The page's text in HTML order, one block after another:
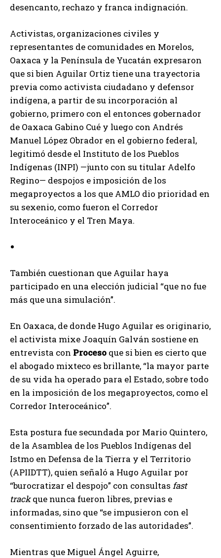
desencanto, rechazo y franca indignación.
Activistas, organizaciones civiles y
representantes de comunidades en Morelos,
Oaxaca y la Península de Yucatán expresaron
que si bien Aguilar Ortiz tiene una trayectoria
previa como activista ciudadano y defensor
indígena, a partir de su incorporación al
gobierno, primero con el entonces gobernador
de Oaxaca Gabino Cué y luego con Andrés
Manuel López Obrador en el gobierno federal,
legitimó desde el Instituto de los Pueblos
Indígenas (INPI) —junto con su titular Adelfo
Regino— despojos e imposición de los
megaproyectos a los que AMLO dio prioridad en
su sexenio, como fueron el Corredor
Interoceánico y el Tren Maya.
También cuestionan que Aguilar haya
participado en una elección judicial “que no fue
más que una simulación”.
En Oaxaca, de donde Hugo Aguilar es originario,
el activista mixe Joaquín Galván sostiene en
entrevista con Proceso que si bien es cierto que
el abogado mixteco es brillante, “la mayor parte
de su vida ha operado para el Estado, sobre todo
en la imposición de los megaproyectos, como el
Corredor Interoceánico”.
Esta postura fue secundada por Mario Quintero,
de la Asamblea de los Pueblos Indígenas del
Istmo en Defensa de la Tierra y el Territorio
(APIIDTT), quien señaló a Hugo Aguilar por
“burocratizar el despojo” con consultas fast
trackque nunca fueron libres, previas e
informadas, sino que “se impusieron con el
consentimiento forzado de las autoridades”.
Mientras que Miguel Ángel Aguirre,